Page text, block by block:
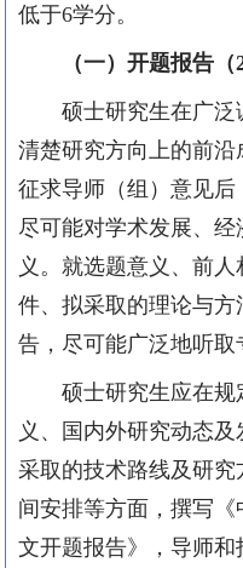
低于6学分。
（一） 开题报告（
硕士研究生在广泛
清楚研究方向上的前
征求导师（组）意见
尽可能对学术发展、
义。就选题意义、前
件、拟采取的理论与
告，尽可能广泛地听取
硕士研究生应在规
义、国内外研究动态
采取的技术路线及研
间安排等方面，撰写
文开题报告》，导师